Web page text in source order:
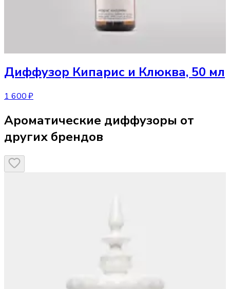
Диффузор Кипарис и Клюква, 50 мл
1 600 ₽
Ароматические диффузоры от
других брендов